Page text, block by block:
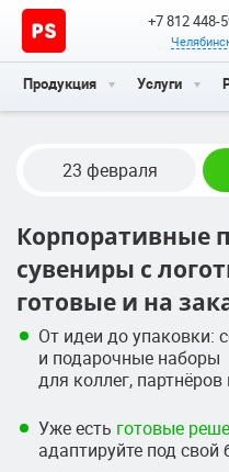
+7 812 448-
Продукция Услуги
23 февраля
Корпоративные
сувениры с
готовые и на
От идеи до упаковки:
и подарочные наборы
для коллег,
Уже есть готовые
адаптируйте под свой